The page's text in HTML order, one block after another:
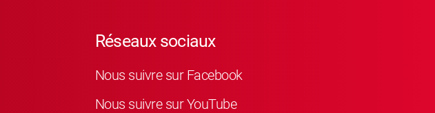
Réseaux sociaux
Nous suivre sur Facebook
Nous suivre sur YouTube